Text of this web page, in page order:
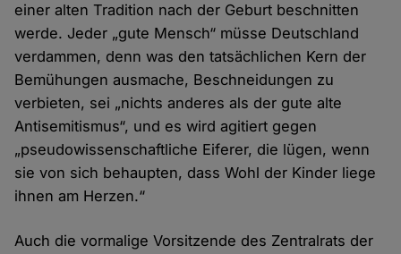
einer alten Tradition nach der Geburt beschnitten
werde. Jeder „gute Mensch“ müsse Deutschland
verdammen, denn was den tatsächlichen Kern der
Bemühungen ausmache, Beschneidungen zu
verbieten, sei „nichts anderes als der gute alte
Antisemitismus“, und es wird agitiert gegen
„pseudowissenschaftliche Eiferer, die lügen, wenn
sie von sich behaupten, dass Wohl der Kinder liege
ihnen am Herzen.“
Auch die vormalige Vorsitzende des Zentralrats der